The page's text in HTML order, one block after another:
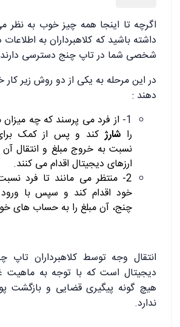
اگرچه تا اینجا همه چیز خوب به نظر
داشته باشید که کلاهبرداران به
شخصی شما در تاپ چنج دسترسی
در این مرحله به یکی از دو روش زیر کار
دهند :
1- از فرد می پرسند که چه
را شارژکند و پس از کمک برای
نسبت به خروج مبلغ و انتقال
ارزهای دیجیتال اقدام می کنند.
2- منتظر می مانند تا فرد
خود اقدام کند و سپس با ورود
چنج، آن مبلغ را به حساب های
انتقال وجه توسط کلاهبرداران تاپ
دیجیتال است که با توجه به ماهیت
هیچ گونه پیگیری قضایی و بازگشت
ندارد.